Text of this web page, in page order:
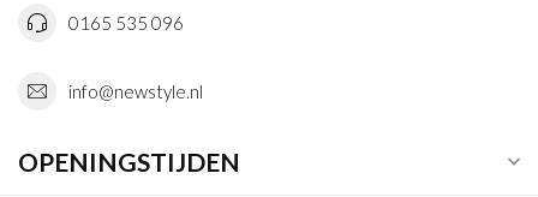
0165 535 096
info@newstyle.nl
OPENINGSTIJDEN